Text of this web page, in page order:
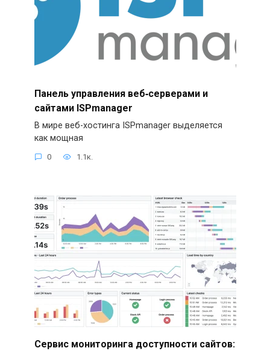
Панель управления веб‑серверами и
сайтами ISPmanager
В мире веб-хостинга ISPmanager выделяется
как мощная
0 1.1к.
Сервис мониторинга доступности сайтов: